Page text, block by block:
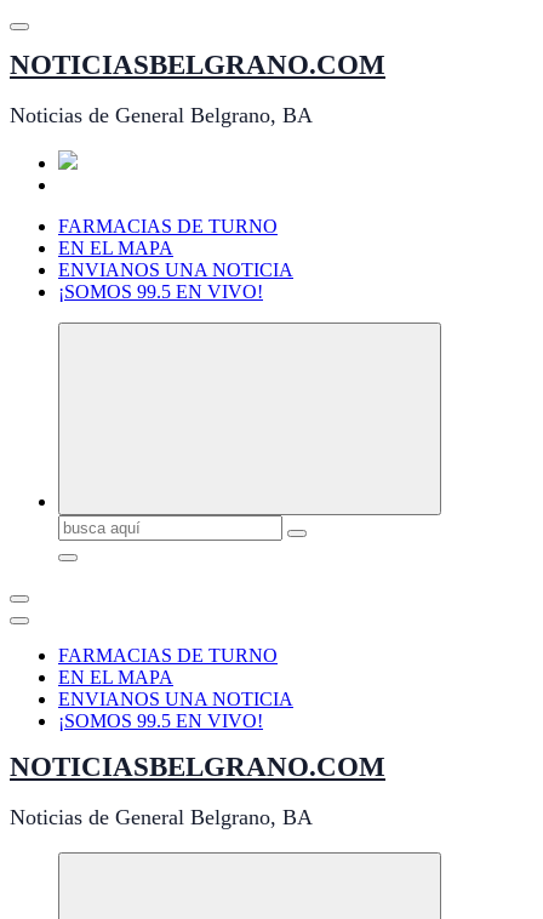
Saltar
contenido
NOTICIASBELGRANO.COM
Noticias de General Belgrano, BA
FARMACIAS DE TURNO
EN EL MAPA
ENVIANOS UNA NOTICIA
¡SOMOS 99.5 EN VIVO!
Buscar:
FARMACIAS DE TURNO
EN EL MAPA
ENVIANOS UNA NOTICIA
¡SOMOS 99.5 EN VIVO!
NOTICIASBELGRANO.COM
Noticias de General Belgrano, BA